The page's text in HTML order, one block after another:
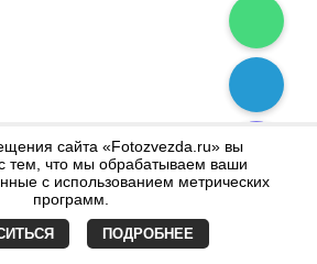
сайта «Fotozvezda.ru» вы
тем, что мы обрабатываем ваши
с использованием метрических
программ.
ПОДРОБНЕЕ